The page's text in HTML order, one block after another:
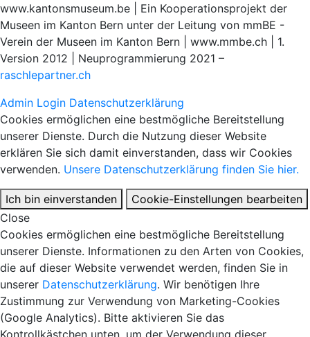
www.kantonsmuseum.be | Ein Kooperationsprojekt der
Museen im Kanton Bern unter der Leitung von mmBE -
Verein der Museen im Kanton Bern | www.mmbe.ch | 1.
Version 2012 | Neuprogrammierung 2021 –
raschlepartner.ch
Admin Login Datenschutzerklärung
Cookies ermöglichen eine bestmögliche Bereitstellung
unserer Dienste. Durch die Nutzung dieser Website
erklären Sie sich damit einverstanden, dass wir Cookies
verwenden. Unsere Datenschutzerklärung finden Sie hier.
Ich bin einverstanden
Cookie-Einstellungen bearbeiten
Close
Cookies ermöglichen eine bestmögliche Bereitstellung
unserer Dienste. Informationen zu den Arten von Cookies,
die auf dieser Website verwendet werden, finden Sie in
unserer Datenschutzerklärung. Wir benötigen Ihre
Zustimmung zur Verwendung von Marketing-Cookies
(Google Analytics). Bitte aktivieren Sie das
Kontrollkästchen unten, um der Verwendung dieser